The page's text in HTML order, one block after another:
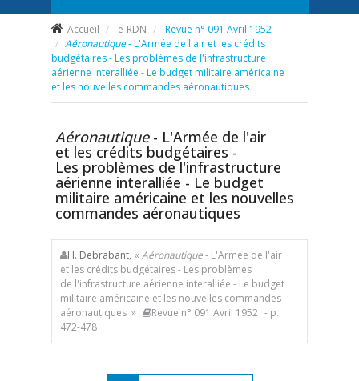
Accueil e-RDN
Revue n° 091 Avril 1952
Aéronautique- L'Armée de l'air et les crédits
budgétaires - Les problèmes de l'infrastructure
aérienne interalliée - Le budget militaire américaine
et les nouvelles commandes aéronautiques
Aéronautique - L'Armée de l'air
et les crédits budgétaires -
Les problèmes de l'infrastructure
aérienne interalliée - Le budget
militaire américaine et les nouvelles
commandes aéronautiques
H. Debrabant, « Aéronautique- L'Armée de l'air
et les crédits budgétaires - Les problèmes
de l'infrastructure aérienne interalliée - Le budget
militaire américaine et les nouvelles commandes
aéronautiques »
Revue n° 091 Avril 1952 - p.
472-478